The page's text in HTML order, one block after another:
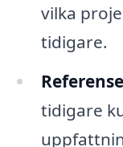
vilka
tidigare.
tidigare